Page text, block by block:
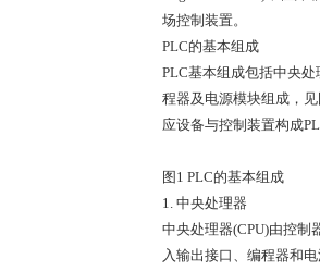
场控制装置。
PLC的基本组成
PLC基本组成包括中央
程器及电源模块组成，
应设备与控制装置构成
图1 PLC的基本组成
1. 中央处理器
中央处理器(CPU)由控制
入输出接口、编程器和